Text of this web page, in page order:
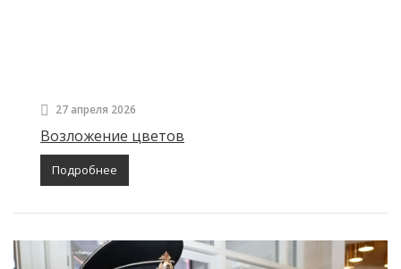
27 апреля 2026
Возложение цветов
Подробнее